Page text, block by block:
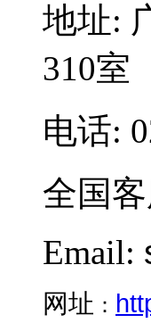
地址:
310室
电话:
全国
Email:
网址 ：